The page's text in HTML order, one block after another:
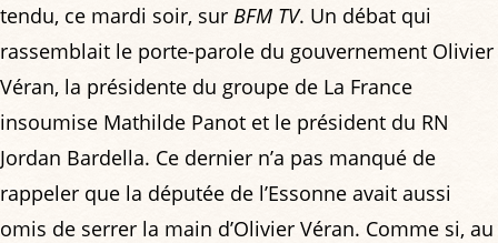
tendu, ce mardi soir, sur BFM TV. Un débat qui
rassemblait le porte-parole du gouvernement Olivier
Véran, la présidente du groupe de La France
insoumise Mathilde Panot et le président du RN
Jordan Bardella. Ce dernier n’a pas manqué de
rappeler que la députée de l’Essonne avait aussi
omis de serrer la main d’Olivier Véran. Comme si, au